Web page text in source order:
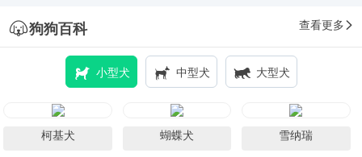
狗狗百科 查看更多
小型犬 中型犬 大型犬
柯基犬 蝴蝶犬 雪纳瑞